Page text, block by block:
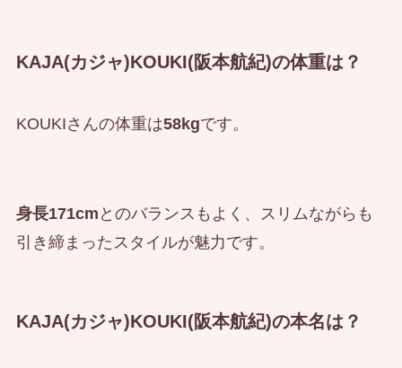
KAJA(カジャ)KOUKI(阪本航紀)の体重は？
KOUKIさんの体重は58kgです。
身長171cm とのバランスもよく、スリムながらも
引き締まったスタイルが魅力です。
KAJA(カジャ)KOUKI(阪本航紀)の本名は？